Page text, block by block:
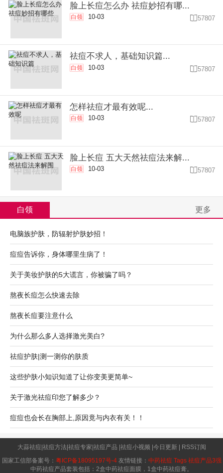
脸上长痘怎么办 祛痘妙招有哪...
白领 10-03 57807
祛痘不求人，基础知识篇...
白领 10-03 57807
怎样祛痘才最有效呢...
白领 10-03 57807
脸上长痘 五大天然祛痘法来解...
白领 10-03 57807
白领 更多
电脑族护肤，防辐射护肤妙招！
痘痘告诉你，身体哪里生病了！
关于美妆护肤的5大谎言，你被骗了吗？
熬夜长痘怎么快速去除
熬夜长痘要注意什么
为什么那么多人选择激光美白?
祛痘护肤|测一测你的肤质
这些护肤小知识知道了让你变美更简单~
关于激光祛痘印您了解多少？
痘痘也会长在胸部上,原因竟与内衣有关！！
大蒜祛痘 祛痘方法 祛痘专家 祛痘产品 祛痘小视频 今日更新|
RSS订阅
国家工信部备案号： 粤ICP备18095197号-4友情链接： 中药祛痘 Tags 祛痘产品3强
中药祛痘产品套装包括：2盒中药祛痘面膜，1盒中药祛痘膏。